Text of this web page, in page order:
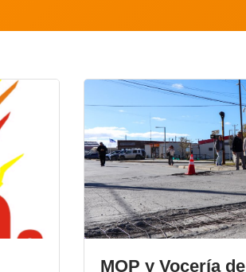
MOP y Vocería